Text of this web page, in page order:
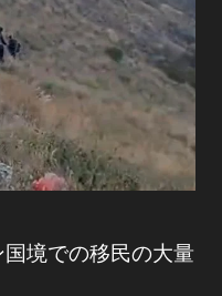
境での移民の大量